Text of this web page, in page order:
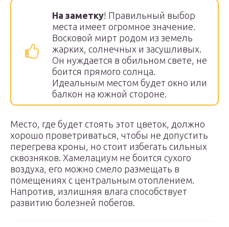
На заметку! Правильный выбор
места имеет огромное значение.
Восковой мирт родом из земель
жарких, солнечных и засушливых.
Он нуждается в обильном свете, не
боится прямого солнца.
Идеальным местом будет окно или
балкон на южной стороне.
Место, где будет стоять этот цветок, должно
хорошо проветриваться, чтобы не допустить
перегрева кроны, но стоит избегать сильных
сквозняков. Хамелациум не боится сухого
воздуха, его можно смело размещать в
помещениях с центральным отоплением.
Напротив, излишняя влага способствует
развитию болезней побегов.